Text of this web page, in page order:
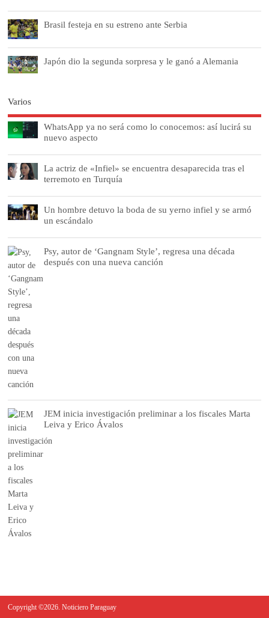
Brasil festeja en su estreno ante Serbia
Japón dio la segunda sorpresa y le ganó a Alemania
Varios
WhatsApp ya no será como lo conocemos: así lucirá su
nuevo aspecto
La actriz de «Infiel» se encuentra desaparecida tras el
terremoto en Turquía
Un hombre detuvo la boda de su yerno infiel y se armó
un escándalo
Psy, autor de ‘Gangnam Style’, regresa una década
después con una nueva canción
JEM inicia investigación preliminar a los fiscales Marta
Leiva y Erico Ávalos
Copyright ©2026. Noticiero Paraguay